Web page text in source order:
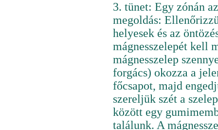
3. tünet: Egy zónán
megoldás:
helyesek és az
mágnesszelepét kell
mágnesszelep
forgács) okozza a
főcsapot, majd
szereljük szét a
között egy
találunk. A